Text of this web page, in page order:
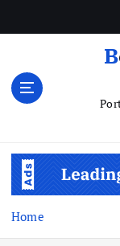
Berita Seputar
Home